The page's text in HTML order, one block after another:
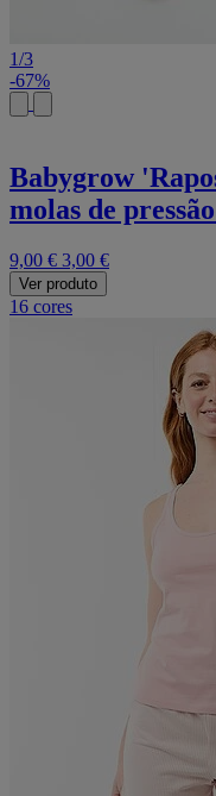
1/3
-67%
Babygrow
molas de
9,00 € 3,00 €
Ver produto
16 cores